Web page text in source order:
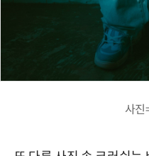
사진